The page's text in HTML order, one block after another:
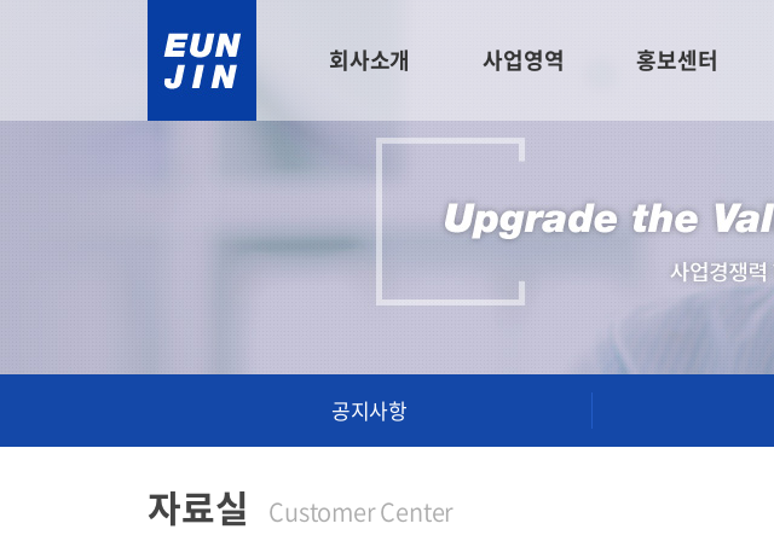
회사소개 사업영역 홍보센터
공지사항
자료실 Customer Center